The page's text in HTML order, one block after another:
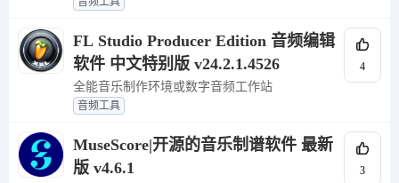
FL Studio Producer Edition 音频编辑
软件 中文特别版 v24.2.1.4526
全能音乐制作环境或数字音频工作站
音频工具
4
MuseScore|开源的音乐制谱软件 最新
版 v4.6.1
3